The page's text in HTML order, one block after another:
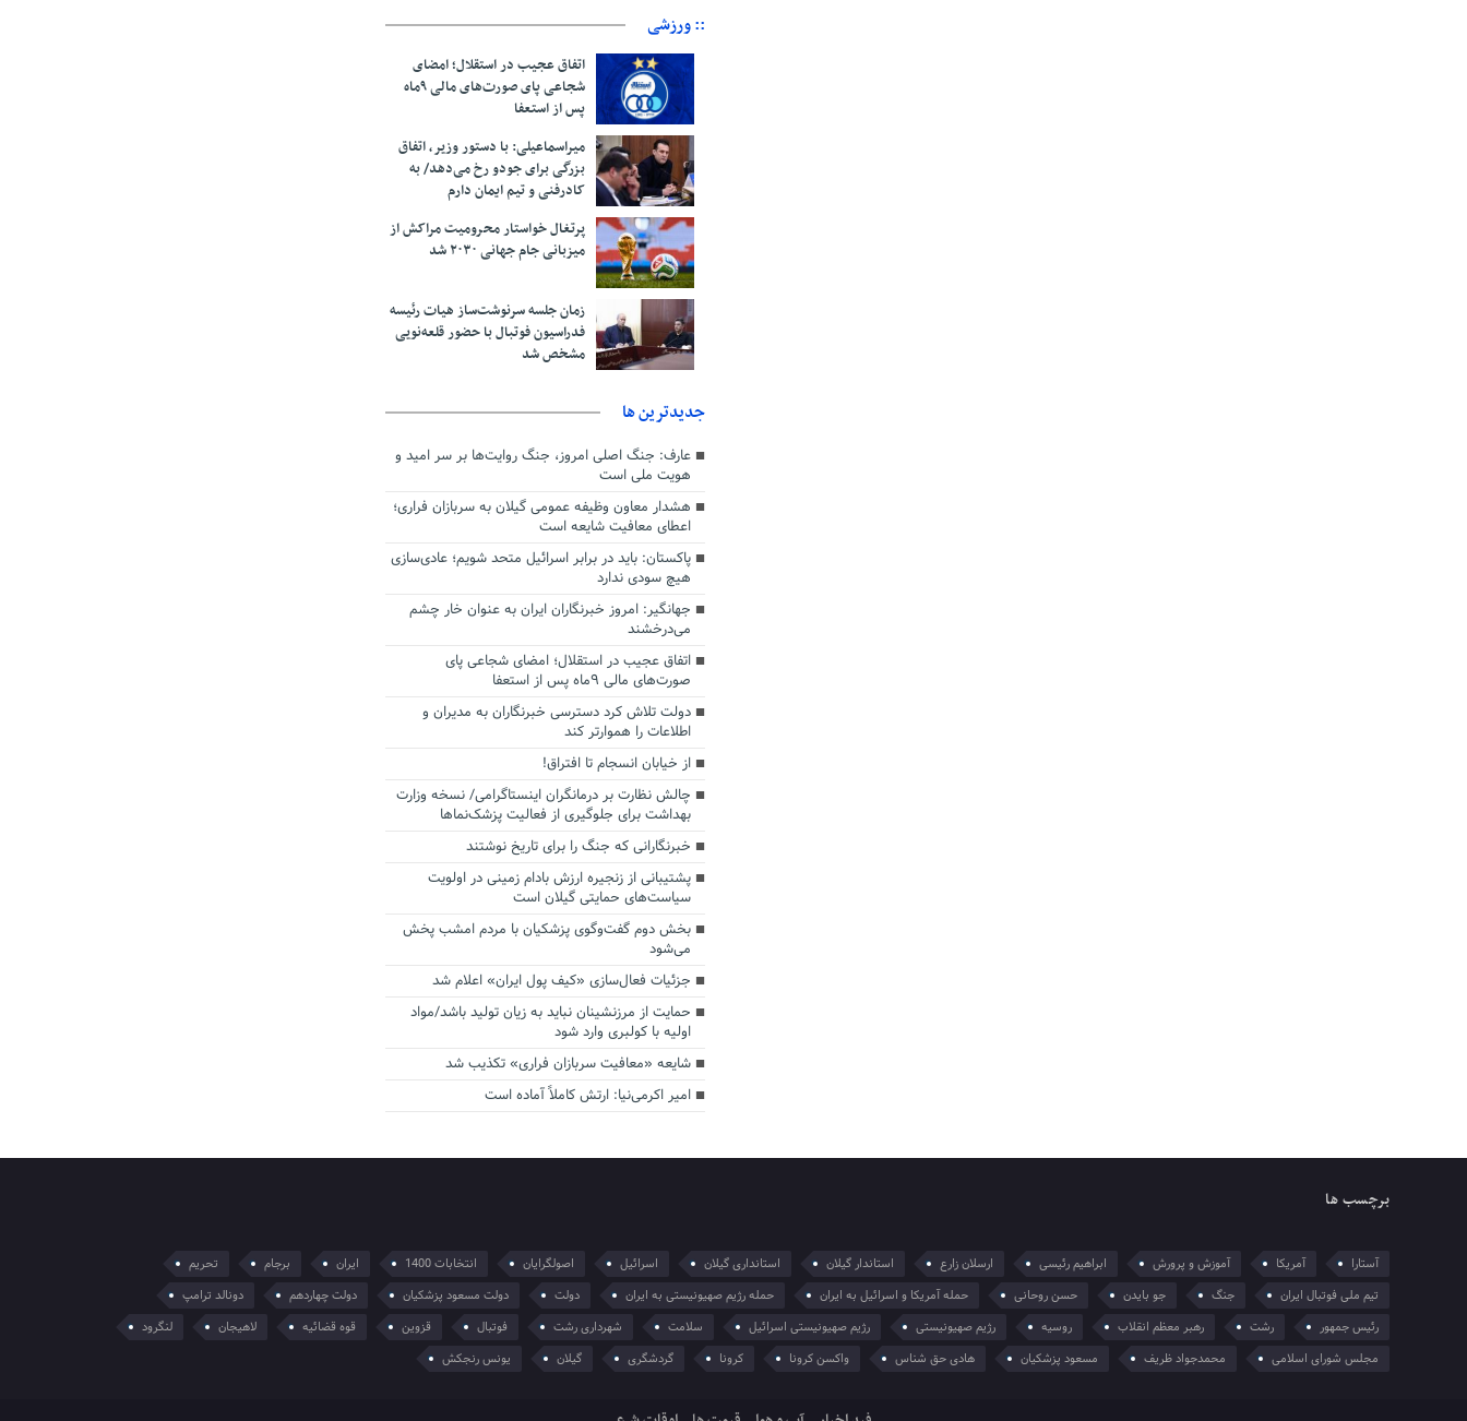
:: ورزشی
اتفاق عجیب در استقلال؛ امضای
شجاعی پای صورت‌های مالی ٩ماه
پس از استعفا
میراسماعیلی: با دستور وزیر، اتفاق
بزرگی برای جودو رخ می‌دهد/ به
کادرفنی و تیم ایمان دارم
پرتغال خواستار محرومیت مراکش از
میزبانی جام جهانی ۲۰۳۰ شد
زمان جلسه سرنوشت‌ساز هیات رئیسه
فدراسیون فوتبال با حضور قلعه‌نویی
مشخص شد
جديدترين ها
عارف: جنگ اصلی امروز، جنگ روایت‌ها بر سر امید و
هویت ملی است
هشدار معاون وظیفه عمومی گیلان به سربازان فراری؛
اعطای معافیت شایعه است
پاکستان: باید در برابر اسرائیل متحد شویم؛ عادی‌سازی
هیچ سودی ندارد
جهانگیر: امروز خبرنگاران ایران به عنوان خار چشم
می‌درخشند
اتفاق عجیب در استقلال؛ امضای شجاعی پای
صورت‌های مالی ٩ماه پس از استعفا
دولت تلاش کرد دسترسی خبرنگاران به مدیران و
اطلاعات را هموارتر کند
از خیابان انسجام تا افتراق!
چالش نظارت بر درمانگران اینستاگرامی/ نسخه وزارت
بهداشت برای جلوگیری از فعالیت پزشک‌نماها
خبرنگارانی که جنگ را برای تاریخ نوشتند
پشتیبانی از زنجیره ارزش بادام زمینی در اولویت
سیاست‌های حمایتی گیلان است
بخش دوم گفت‌وگوی پزشکیان با مردم امشب پخش
می‌شود
جزئیات فعال‌سازی «کیف پول ایران» اعلام شد
حمایت از مرزنشینان نباید به زیان تولید باشد/مواد
اولیه با کولبری وارد شود
شایعه «معافیت سربازان فراری» تکذیب شد
امیر اکرمی‌نیا: ارتش کاملاً آماده است
برچسب ها
آستارا آمریکا آموزش و پرورش ابراهیم رئیسی ارسلان زارع استاندار گیلان استانداری گیلان اسرائیل اصولگرایان انتخابات 1400 ایران برجام
تحریم
تیم ملی فوتبال ایران
جنگ جو بایدن حسن روحانی حمله آمریکا و اسرائیل به ایران حمله رژیم صهیونیستی به ایران دولت دولت مسعود پزشکیان دولت چهاردهم
دونالد ترامپ
رئیس جمهور
رشت رهبر معظم انقلاب روسیه رژیم صهیونیستی رژیم صهیونیستی اسرائیل سلامت شهرداری رشت فوتبال قزوین قوه قضائیه لاهیجان
لنگرود
مجلس شورای اسلامی
محمدجواد ظریف مسعود پزشکیان هادی حق شناس واکسن کرونا کرونا گردشگری گیلان یونس رنجکش